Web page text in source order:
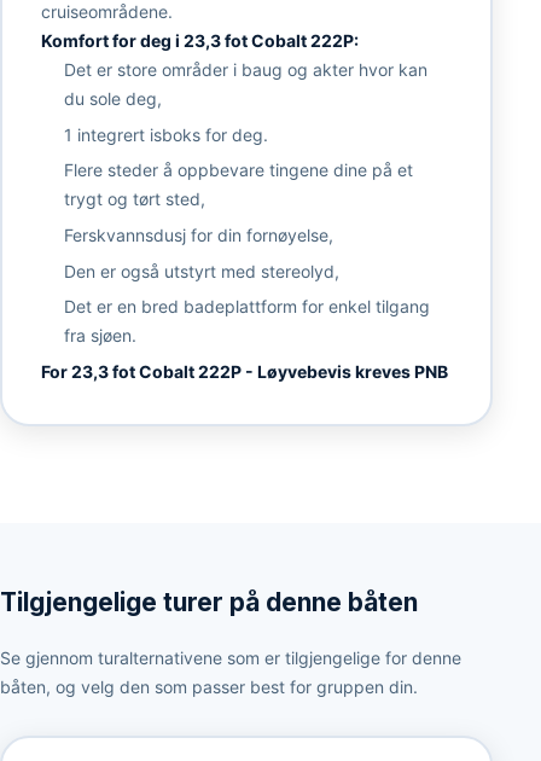
cruiseområdene.
Komfort for deg i 23,3 fot Cobalt 222P:
Det er store områder i baug og akter hvor kan
du sole deg,
1 integrert isboks for deg.
Flere steder å oppbevare tingene dine på et
trygt og tørt sted,
Ferskvannsdusj for din fornøyelse,
Den er også utstyrt med stereolyd,
Det er en bred badeplattform for enkel tilgang
fra sjøen.
For 23,3 fot Cobalt 222P - Løyvebevis kreves PNB
Tilgjengelige turer på denne båten
Se gjennom turalternativene som er tilgjengelige for denne
båten, og velg den som passer best for gruppen din.